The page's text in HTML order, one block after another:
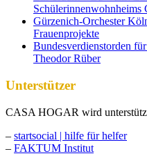
Schülerinnenwohnheims
Gürzenich-Orchester
Frauenprojekte
Bundesverdienstorden
Theodor Rüber
Unterstützer
CASA HOGAR wird
– startsocial | hilfe für helfer
– FAKTUM Institut